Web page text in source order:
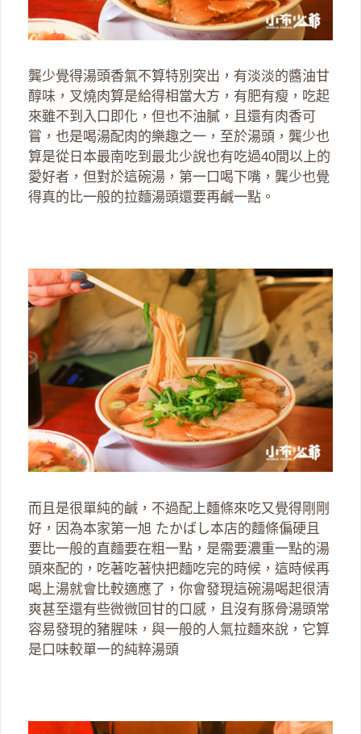
龔少覺得湯頭香氣不算特別突出，有淡淡的醬油甘
醇味，叉燒肉算是給得相當大方，有肥有瘦，吃起
來雖不到入口即化，但也不油膩，且還有肉香可
嘗，也是喝湯配肉的樂趣之一，至於湯頭，龔少也
算是從日本最南吃到最北少說也有吃過40間以上的
愛好者，但對於這碗湯，第一口喝下嘴，龔少也覺
得真的比一般的拉麵湯頭還要再鹹一點。
而且是很單純的鹹，不過配上麵條來吃又覺得剛剛
好，因為本家第一旭 たかばし本店的麵條偏硬且
要比一般的直麵要在粗一點，是需要濃重一點的湯
頭來配的，吃著吃著快把麵吃完的時候，這時候再
喝上湯就會比較適應了，你會發現這碗湯喝起很清
爽甚至還有些微微回甘的口感，且沒有豚骨湯頭常
容易發現的豬腥味，與一般的人氣拉麵來說，它算
是口味較單一的純粹湯頭